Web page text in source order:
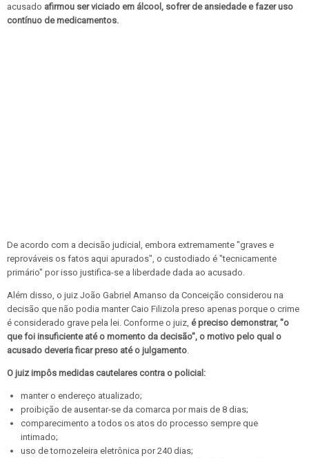
acusado afirmou ser viciado em álcool, sofrer de ansiedade e fazer uso
contínuo de medicamentos.
De acordo com a decisão judicial, embora extremamente "graves e
reprováveis os fatos aqui apurados", o custodiado é "tecnicamente
primário" por isso justifica-se a liberdade dada ao acusado.
Além disso, o juiz João Gabriel Amanso da Conceição considerou na
decisão que não podia manter Caio Filizola preso apenas porque o crime
é considerado grave pela lei. Conforme o juiz, é preciso demonstrar, "o
que foi insuficiente até o momento da decisão", o motivo pelo qual o
acusado deveria ficar preso até o julgamento
O juiz impôs medidas cautelares contra o policial:
manter o endereço atualizado;
proibição de ausentar-se da comarca por mais de 8 dias;
comparecimento a todos os atos do processo sempre que
intimado;
uso de tornozeleira eletrônica por 240 dias;